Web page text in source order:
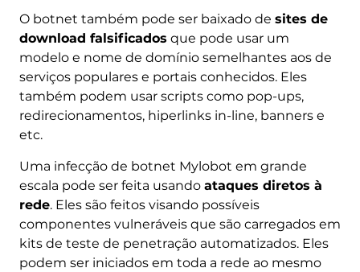
O botnet também pode ser baixado de sites de
download falsificados que pode usar um
modelo e nome de domínio semelhantes aos de
serviços populares e portais conhecidos. Eles
também podem usar scripts como pop-ups,
redirecionamentos, hiperlinks in-line, banners e
etc.
Uma infecção de botnet Mylobot em grande
escala pode ser feita usando ataques diretos à
rede. Eles são feitos visando possíveis
componentes vulneráveis ​​que são carregados em
kits de teste de penetração automatizados. Eles
podem ser iniciados em toda a rede ao mesmo